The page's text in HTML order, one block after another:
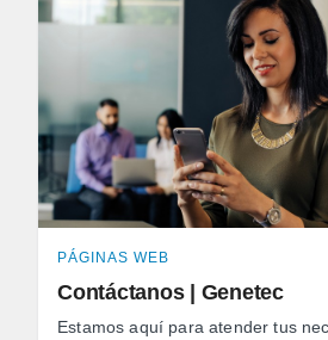
PÁGINAS WEB
Contáctanos | Genetec
Estamos aquí para atender tus